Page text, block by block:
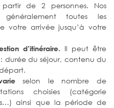
de 2 personnes. Nos
généralement toutes les
votre arrivée jusqu’à votre
d’itinéraire. Il peut être
durée du séjour, contenu du
selon le nombre de
choisies (catégorie
ainsi que la période de